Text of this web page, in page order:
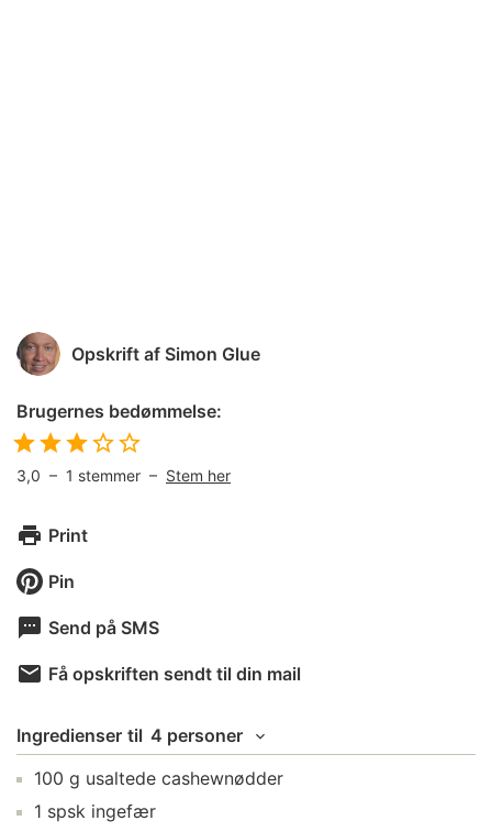
Opskrift af Simon Glue
Brugernes bedømmelse:
3,0 – 1 stemmer – Stem her
Print
Pin
Send på SMS
Få opskriften sendt til din mail
Ingredienser til 4 personer
100 g usaltede cashewnødder
1 spsk ingefær